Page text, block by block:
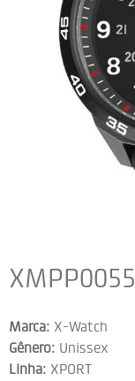
XMPP0055
Marca: X-Watch
Gênero: Unissex
Linha: XPORT